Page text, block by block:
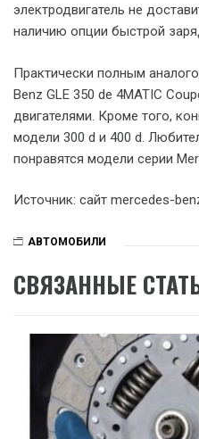
электродвигатель не
наличию опции быстрой
Практически полным
Benz GLE 350 dе 4MATIC
двигателями. Кроме того,
модели 300 d и 400 d.
понравятся модели серии
Источник: сайт mercedes-
АВТОМОБИЛИ
СВЯЗАННЫЕ